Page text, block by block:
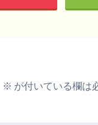
※ が付いている欄は